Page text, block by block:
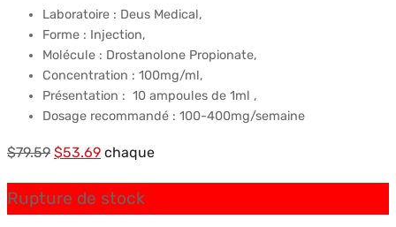
Laboratoire : Deus Medical,
Forme : Injection,
Molécule : Drostanolone Propionate,
Concentration : 100mg/ml,
Présentation : 10 ampoules de 1ml ,
Dosage recommandé : 100-400mg/semaine
$79.59 Le
initial
$53.69Le
actuel
chaque
Rupture de stock